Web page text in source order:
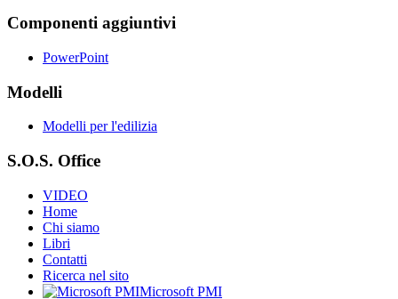
Componenti aggiuntivi
PowerPoint
Modelli
Modelli per l'edilizia
S.O.S. Office
VIDEO
Home
Chi siamo
Libri
Contatti
Ricerca nel sito
Microsoft PMI